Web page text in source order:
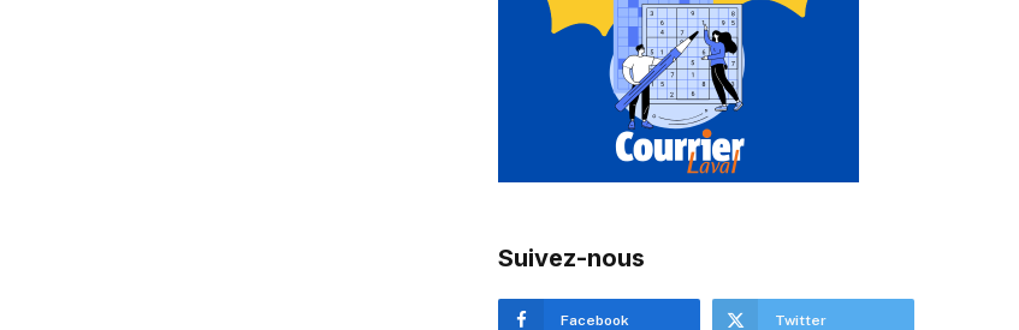
Suivez-nous
Facebook Twitter